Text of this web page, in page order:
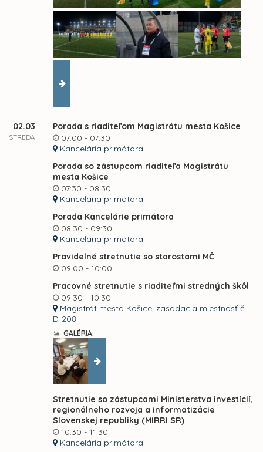
02.03
STREDA
Porada s riaditeľom Magistrátu mesta Košice
07:00 - 07:30
Kancelária primátora
Porada so zástupcom riaditeľa Magistrátu
mesta Košice
07:30 - 08:30
Kancelária primátora
Porada Kancelárie primátora
08:30 - 09:30
Kancelária primátora
Pravidelné stretnutie so starostami MČ
09:00 - 10:00
Pracovné stretnutie s riaditeľmi stredných škôl
09:30 - 10:30
Magistrát mesta Košice, zasadacia miestnosť č.
D-208
GALÉRIA:
Stretnutie so zástupcami Ministerstva investícií,
regionálneho rozvoja a informatizácie
Slovenskej republiky (MIRRI SR)
10:30 - 11:30
Kancelária primátora